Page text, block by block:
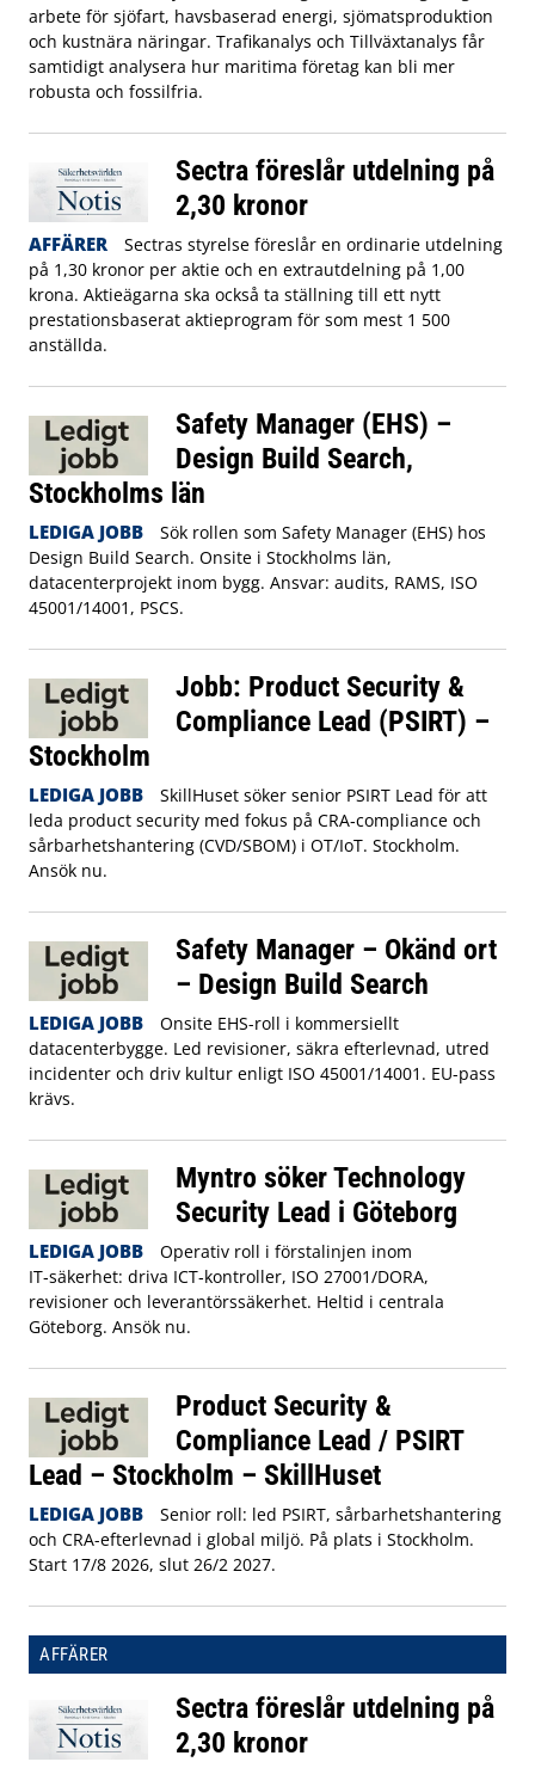
arbete för sjöfart, havsbaserad energi, sjömatsproduktion
och kustnära näringar. Trafikanalys och Tillväxtanalys får
samtidigt analysera hur maritima företag kan bli mer
robusta och fossilfria.
Sectra föreslår utdelning på
2,30 kronor
AFFÄRER
Sectras styrelse föreslår en ordinarie utdelning
på 1,30 kronor per aktie och en extrautdelning på 1,00
krona. Aktieägarna ska också ta ställning till ett nytt
prestationsbaserat aktieprogram för som mest 1 500
anställda.
Safety Manager (EHS) –
Design Build Search,
Stockholms län
LEDIGA JOBB
Sök rollen som Safety Manager (EHS) hos
Design Build Search. Onsite i Stockholms län,
datacenterprojekt inom bygg. Ansvar: audits, RAMS, ISO
45001/14001, PSCS.
Jobb: Product Security &
Compliance Lead (PSIRT) –
Stockholm
LEDIGA JOBB
SkillHuset söker senior PSIRT Lead för att
leda product security med fokus på CRA‑compliance och
sårbarhetshantering (CVD/SBOM) i OT/IoT. Stockholm.
Ansök nu.
Safety Manager – Okänd ort
– Design Build Search
LEDIGA JOBB
Onsite EHS-roll i kommersiellt
datacenterbygge. Led revisioner, säkra efterlevnad, utred
incidenter och driv kultur enligt ISO 45001/14001. EU-pass
krävs.
Myntro söker Technology
Security Lead i Göteborg
LEDIGA JOBB
Operativ roll i förstalinjen inom
IT‑säkerhet: driva ICT‑kontroller, ISO 27001/DORA,
revisioner och leverantörssäkerhet. Heltid i centrala
Göteborg. Ansök nu.
Product Security &
Compliance Lead / PSIRT
Lead – Stockholm – SkillHuset
LEDIGA JOBB
Senior roll: led PSIRT, sårbarhetshantering
och CRA-efterlevnad i global miljö. På plats i Stockholm.
Start 17/8 2026, slut 26/2 2027.
AFFÄRER
Sectra föreslår utdelning på
2,30 kronor